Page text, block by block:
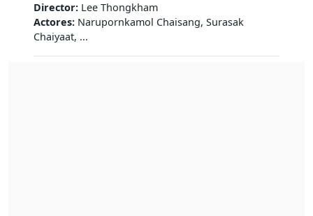
Director: Lee Thongkham
Actores: Narupornkamol Chaisang, Surasak
Chaiyaat, ...